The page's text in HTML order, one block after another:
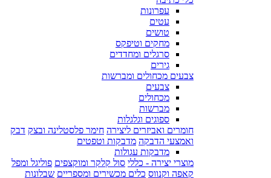
עפרונות
עטים
טושים
מחקים וטיפקס
סרגלים ומחדדים
גירים
צבעים מכחולים ומברשות
צבעים
מכחולים
מברשות
ספוגים וגלגלות
חומרים ואביזרים ליצירה חימר פלסטלינה ובצק דבק
ואמצעי הדבקה מדבקות וטפטים
מדבקות עגולות
מוצרי יצירה - כללי סול קלקר ומוקצפים פוליגל ומפל
קאפה וקנווס כלים מכשירים ומספריים שבלונות